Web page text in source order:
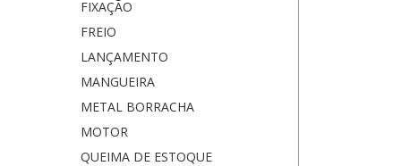
FIXAÇÃO
FREIO
LANÇAMENTO
MANGUEIRA
METAL BORRACHA
MOTOR
QUEIMA DE ESTOQUE